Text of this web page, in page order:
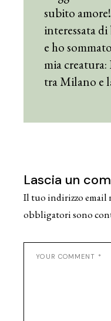
subito
interessata di
e ho
mia
tra Milano e
Lascia un
Il tuo indirizzo email
obbligatori sono